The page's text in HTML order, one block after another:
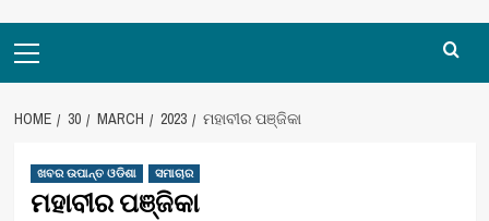
Menu
HOME 30 MARCH 2023 ମହାବୀର ପଞ୍ଜିକା
ଖବର ଉପାନ୍ତ ଓଡିଶା ସମାଚାର
ମହାବୀର ପଞ୍ଜିକା